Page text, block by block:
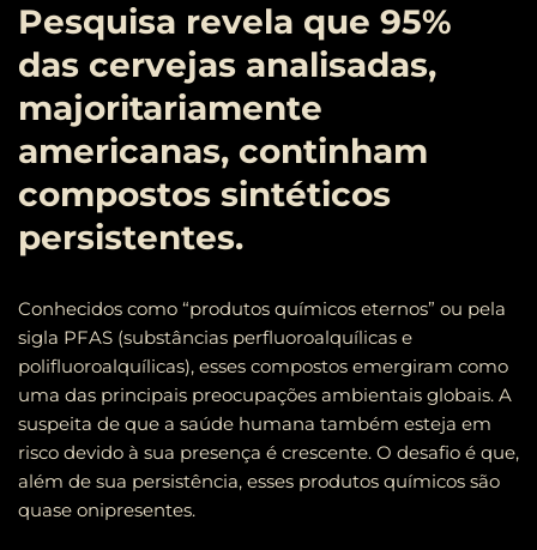
Pesquisa revela que 95%
das cervejas analisadas,
majoritariamente
americanas, continham
compostos sintéticos
persistentes.
Conhecidos como “produtos químicos eternos” ou pela
sigla PFAS (substâncias perfluoroalquílicas e
polifluoroalquílicas), esses compostos emergiram como
uma das principais preocupações ambientais globais. A
suspeita de que a saúde humana também esteja em
risco devido à sua presença é crescente. O desafio é que,
além de sua persistência, esses produtos químicos são
quase onipresentes.